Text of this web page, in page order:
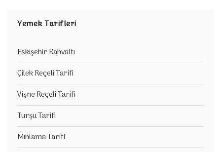
Yemek Tarifleri
Eskişehir Kahvaltı
Çilek Reçeli Tarifi
Vişne Reçeli Tarifi
Turşu Tarifi
Mıhlama Tarifi